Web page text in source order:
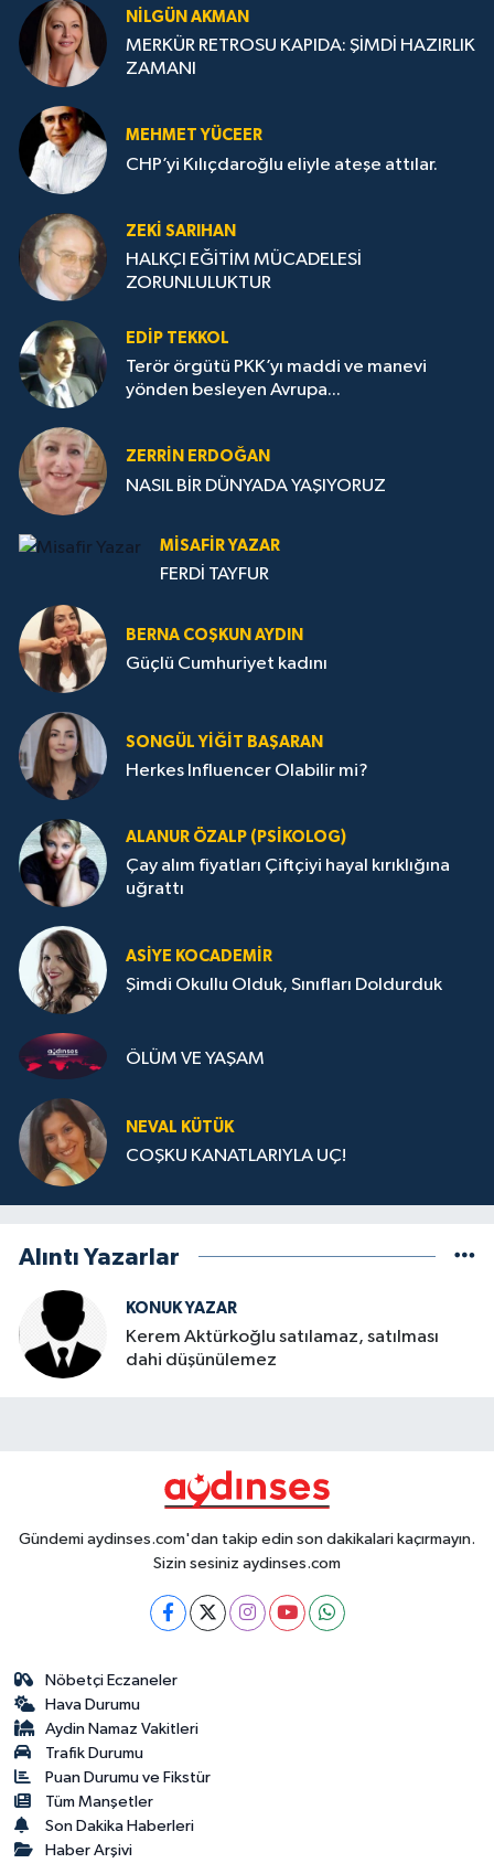
NILGÜN AKMAN
MERKÜR RETROSU KAPIDA: ŞİMDİ HAZIRLIK
ZAMANI
MEHMET YÜCEER
CHP’yi Kılıçdaroğlu eliyle ateşe attılar.
ZEKI SARIHAN
HALKÇI EĞİTİM MÜCADELESİ
ZORUNLULUKTUR
EDIP TEKKOL
Terör örgütü PKK’yı maddi ve manevi
yönden besleyen Avrupa...
ZERRIN ERDOĞAN
NASIL BİR DÜNYADA YAŞIYORUZ
MISAFIR YAZAR
FERDİ TAYFUR
BERNA COŞKUN AYDIN
Güçlü Cumhuriyet kadını
SONGÜL YIĞIT BAŞARAN
Herkes Influencer Olabilir mi?
ALANUR ÖZALP (PSIKOLOG)
Çay alım fiyatları Çiftçiyi hayal kırıklığına
uğrattı
ASIYE KOCADEMİR
Şimdi Okullu Olduk, Sınıfları Doldurduk
ÖLÜM VE YAŞAM
NEVAL KÜTÜK
COŞKU KANATLARIYLA UÇ!
Alıntı Yazarlar
KONUK YAZAR
Kerem Aktürkoğlu satılamaz, satılması
dahi düşünülemez
Gündemi aydinses.com'dan takip edin son dakikalari kaçırmayın.
Sizin sesiniz aydinses.com
Nöbetçi Eczaneler
Hava Durumu
Aydin Namaz Vakitleri
Trafik Durumu
Puan Durumu ve Fikstür
Tüm Manşetler
Son Dakika Haberleri
Haber Arşivi